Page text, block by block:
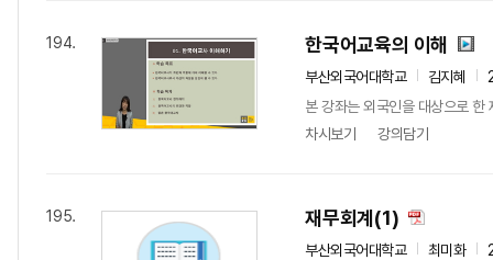
194. 한국어교육의 이해
부산외국어대학교 김지혜
본 강좌는 외국인을 대상으로
차시보기
강의담기
195. 재무회계(1)
부산외국어대학교 최미화